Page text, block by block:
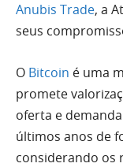
Anubis Trade, a
seus
O Bitcoin é uma
promete
oferta e
últimos anos de
considerando os